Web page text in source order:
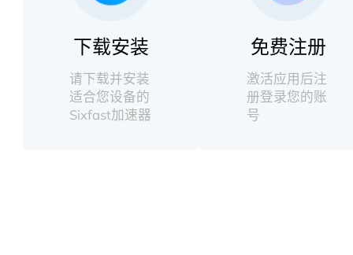
下载安装
请下载并安装
适合您设备的
Sixfast加速器
免费注册
激活应用后注
册登录您的账
号